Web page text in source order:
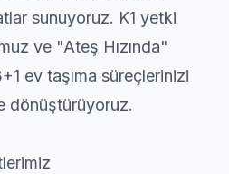
sunuyoruz. K1 yetki
ve "Ateş Hızında"
ev taşıma süreçlerinizi
dönüştürüyoruz.